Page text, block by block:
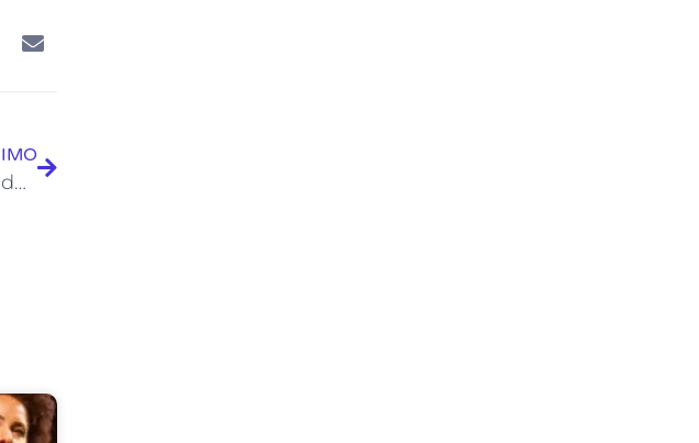
Livro “Uma Caminhada para Dentro de Si” tem noite de autógrafos na Biblioteca Municipal